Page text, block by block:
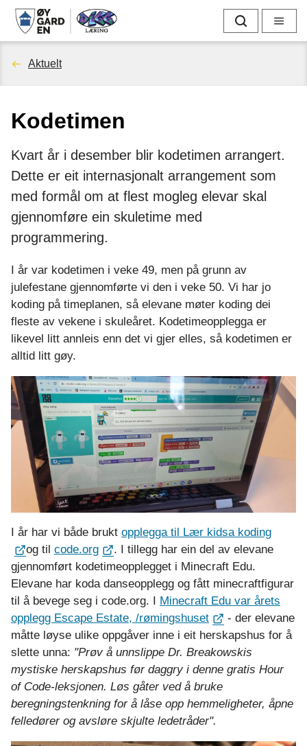
D
i
g
æ
r
i
g
Søk Meny
Du
her:
Aktuelt
Kodetimen
Kvart år i desember blir kodetimen arrangert.
Dette er eit internasjonalt arrangement som
med formål om at flest mogleg elevar skal
gjennomføre ein skuletime med
programmering.
I år var kodetimen i veke 49, men på grunn av
julefestane gjennomførte vi den i veke 50. Vi har jo
koding på timeplanen, så elevane møter koding dei
fleste av vekene i skuleåret. Kodetimeopplegga er
likevel litt annleis enn det vi gjer elles, så kodetimen er
alltid litt gøy.
I år har vi både brukt opplegga til Lær kidsa koding
og til code.org
. I tillegg har ein del av elevane
gjennomført kodetimeopplegget i Minecraft Edu.
Elevane har koda danseopplegg og fått minecraftfigurar
til å bevege seg i code.org. I Minecraft Edu var årets
opplegg Escape Estate, /rømingshuset
- der elevane
måtte løyse ulike oppgåver inne i eit herskapshus for å
slette unna: "Prøv å unnslippe Dr. Breakowskis
mystiske herskapshus før daggry i denne gratis Hour
of Code-leksjonen. Løs gåter ved å bruke
beregningstenkning for å låse opp hemmeligheter, åpne
felledører og avsløre skjulte ledetråder".